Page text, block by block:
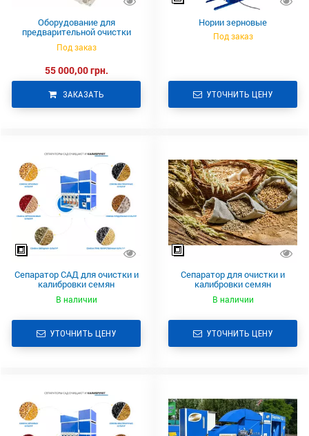
Оборудование для
предварительной очистки
зерновых СПО-8
Под заказ
55 000,00 грн.
ЗАКАЗАТЬ
Нории зерновые
Под заказ
УТОЧНИТЬ ЦЕНУ
Сепаратор САД для очистки и
калибровки семян
прядильных культур
В наличии
УТОЧНИТЬ ЦЕНУ
Сепаратор для очистки и
калибровки семян
лекарственных культур
В наличии
УТОЧНИТЬ ЦЕНУ